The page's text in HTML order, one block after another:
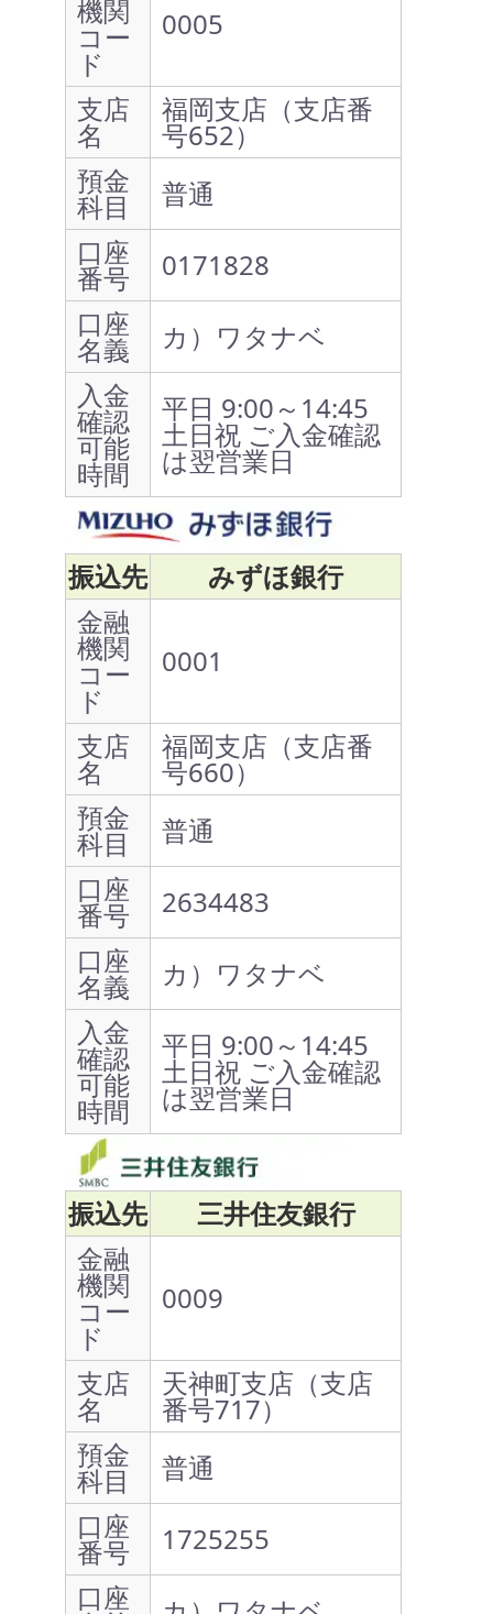
機関
コー
ド
0005
支店
名
福岡支店（支店番
号652）
預金
科目
普通
口座
番号
0171828
口座
名義
カ）ワタナベ
入金
確認
可能
時間
平日 9:00～14:45
土日祝 ご入金確認
は翌営業日
振込先
みずほ銀行
金融
機関
コー
ド
0001
支店
名
福岡支店（支店番
号660）
預金
科目
普通
口座
番号
2634483
口座
名義
カ）ワタナベ
入金
確認
可能
時間
平日 9:00～14:45
土日祝 ご入金確認
は翌営業日
振込先
三井住友銀行
金融
機関
コー
ド
0009
支店
名
天神町支店（支店
番号717）
預金
科目
普通
口座
番号
1725255
口座